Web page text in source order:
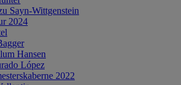
Sayn-Wittgenstein
2024
Hansen
López
2022